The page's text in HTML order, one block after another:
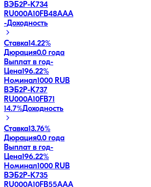
ВЭБ2Р-К734
RU000A10FB48AAA
-Доходность
Ставка14.22%
Дюрация0.0 года
Выплат в год-
Цена196.22%
Номинал1000 RUB
ВЭБ2Р-К737
RU000A10FB71
14.7%Доходность
Ставка13.76%
Дюрация0.0 года
Выплат в год-
Цена196.22%
Номинал1000 RUB
ВЭБ2Р-К735
RU000A10FB55AAA